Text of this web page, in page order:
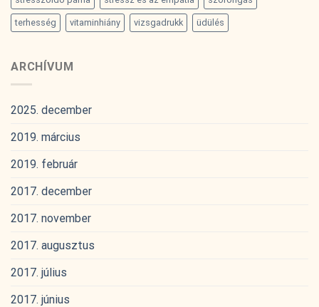
terhesség vitaminhiány vizsgadrukk üdülés
ARCHÍVUM
2025. december
2019. március
2019. február
2017. december
2017. november
2017. augusztus
2017. július
2017. június